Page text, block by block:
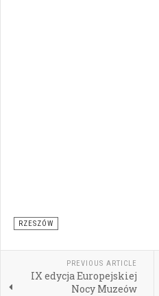
RZESZÓW
PREVIOUS ARTICLE
IX edycja Europejskiej
Nocy Muzeów